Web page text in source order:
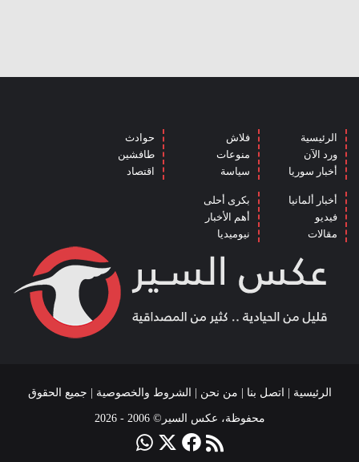
الرئيسية
ورد الآن
أخبار سوريا
فلاش
منوعات
سياسة
حوادث
طافشين
اقتصاد
أخبار ألمانيا
فيديو
مقالات
بكرى أحلى
أهم الأخبار
نيوميديا
الرئيسية | اتصل بنا | من نحن | الشروط والخصوصية | جميع الحقوق
محفوظة، عكس السير© 2006 - 2026